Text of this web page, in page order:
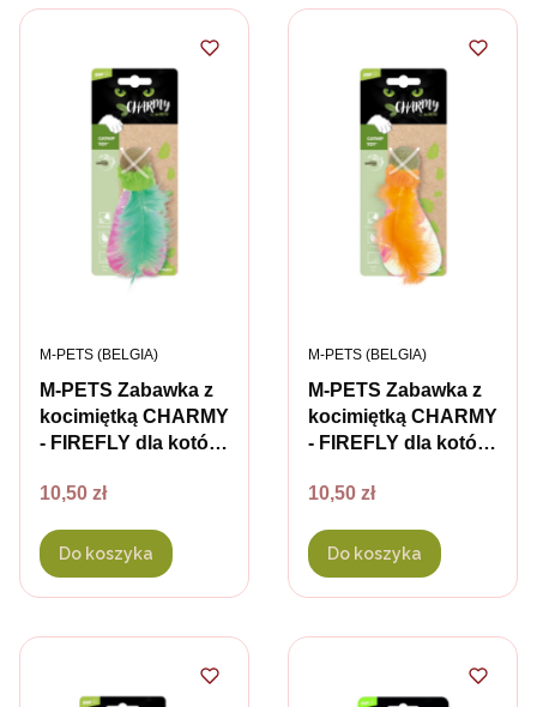
M-PETS Zabawka z
kocimiętką CHARMY
- FIREFLY dla kotów
PRODUCENT
M-PETS (BELGIA)
Cena
10,50 zł
Do koszyka
M-PETS Zabawka z
kocimiętką CHARMY
- FIREFLY dla kotów
pomarańczowy
PRODUCENT
M-PETS (BELGIA)
Cena
10,50 zł
Do koszyka